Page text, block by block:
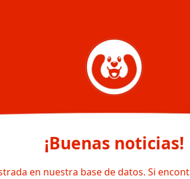
¡Buenas noticias!
en nuestra base de datos. Si